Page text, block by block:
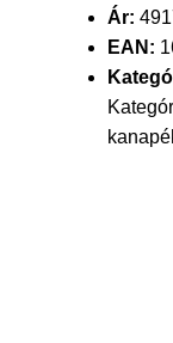
Ár:
EAN: